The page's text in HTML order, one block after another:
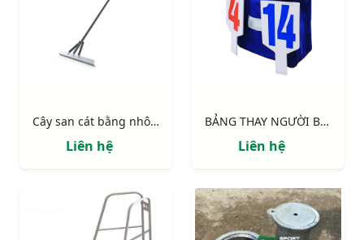
Cây san cát bằng nhôm
Liên hệ
BẢNG THAY NGƯỜI BÓNG CHUYỀN
Liên hệ